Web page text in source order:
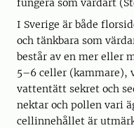
fungera som värdart
I Sverige är både
och tänkbara som
består av en mer eller
5–6 celler (kammare),
vattentätt sekret och
nektar och pollen vari
cellinnehållet är